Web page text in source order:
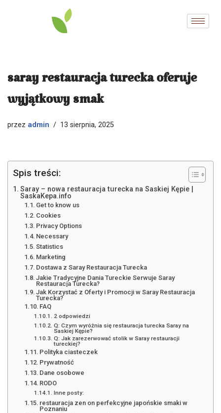
saray restauracja turecka oferuje
wyjątkowy smak
przez admin 13 sierpnia, 2025
Spis treści:
Saray – nowa restauracja turecka na Saskiej Kępie |
SaskaKepa.info
Get to know us
Cookies
Privacy Options
Necessary
Statistics
Marketing
Dostawa z Saray Restauracja Turecka
Jakie Tradycyjne Dania Tureckie Serwuje Saray
Restauracja Turecka?
Jak Korzystać z Oferty i Promocji w Saray Restauracja
Turecka?
FAQ
2 odpowiedzi
Q: Czym wyróżnia się restauracja turecka Saray na
Saskiej Kępie?
Q: Jak zarezerwować stolik w Saray restauracji
tureckiej?
Polityka ciasteczek
Prywatność
Dane osobowe
RODO
Inne posty:
restauracja zen on perfekcyjne japońskie smaki w
Poznaniu